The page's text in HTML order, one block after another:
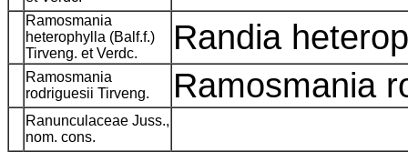
Ramosmania
heterophylla (Balf.f.)
Tirveng. et Verdc.
Randia
Ramosmania
rodriguesii Tirveng.
Ramosmania
Ranunculaceae Juss.,
nom. cons.